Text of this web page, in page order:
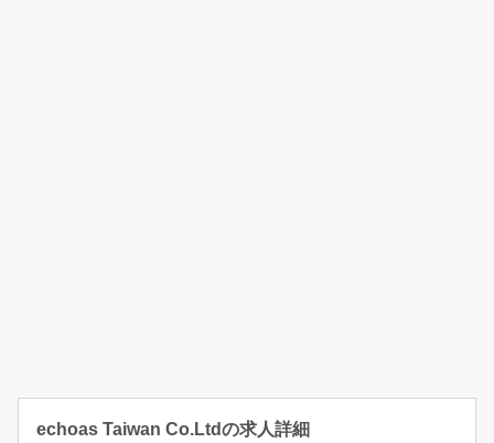
echoas Taiwan Co.Ltdの求人詳細